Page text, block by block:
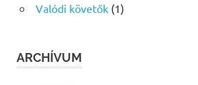
Valódi követők(1)
ARCHÍVUM